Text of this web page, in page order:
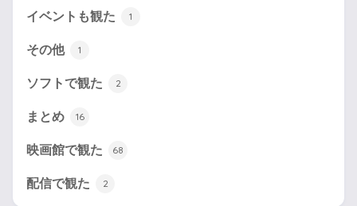
イベントも観た 1
その他 1
ソフトで観た 2
まとめ 16
映画館で観た 68
配信で観た 2